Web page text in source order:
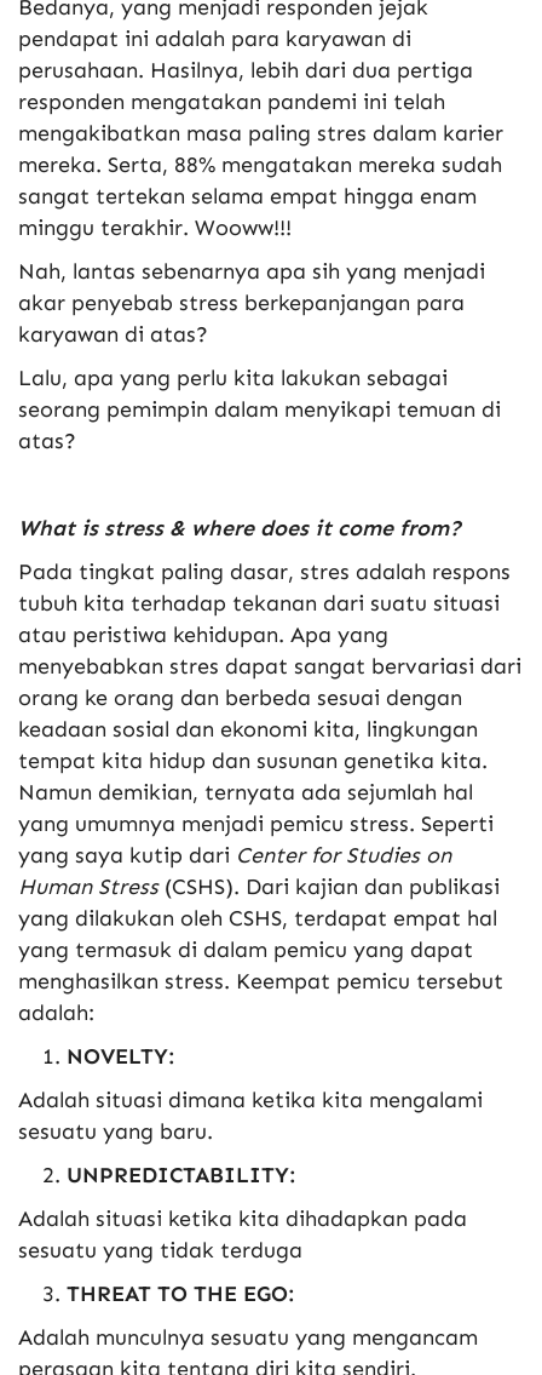
Bedanya, yang menjadi responden jejak
pendapat ini adalah para karyawan di
perusahaan. Hasilnya, lebih dari dua pertiga
responden mengatakan pandemi ini telah
mengakibatkan masa paling stres dalam karier
mereka. Serta, 88% mengatakan mereka sudah
sangat tertekan selama empat hingga enam
minggu terakhir. Wooww!!!
Nah, lantas sebenarnya apa sih yang menjadi
akar penyebab stress berkepanjangan para
karyawan di atas?
Lalu, apa yang perlu kita lakukan sebagai
seorang pemimpin dalam menyikapi temuan di
atas?
What is stress & where does it come from?
Pada tingkat paling dasar, stres adalah respons
tubuh kita terhadap tekanan dari suatu situasi
atau peristiwa kehidupan. Apa yang
menyebabkan stres dapat sangat bervariasi dari
orang ke orang dan berbeda sesuai dengan
keadaan sosial dan ekonomi kita, lingkungan
tempat kita hidup dan susunan genetika kita.
Namun demikian, ternyata ada sejumlah hal
yang umumnya menjadi pemicu stress. Seperti
yang saya kutip dari Center for Studies on
Human Stress(CSHS). Dari kajian dan publikasi
yang dilakukan oleh CSHS, terdapat empat hal
yang termasuk di dalam pemicu yang dapat
menghasilkan stress. Keempat pemicu tersebut
adalah:
NOVELTY:
Adalah situasi dimana ketika kita mengalami
sesuatu yang baru.
UNPREDICTABILITY:
Adalah situasi ketika kita dihadapkan pada
sesuatu yang tidak terduga
THREAT TO THE EGO:
Adalah munculnya sesuatu yang mengancam
perasaan kita tentang diri kita sendiri.